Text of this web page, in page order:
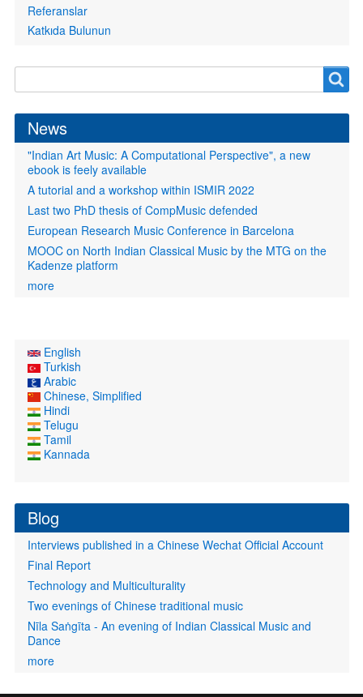
Referanslar
Katkıda Bulunun
form
News
"Indian Art Music: A Computational Perspective", a new
ebook is feely available
A tutorial and a workshop within ISMIR 2022
Last two PhD thesis of CompMusic defended
European Research Music Conference in Barcelona
MOOC on North Indian Classical Music by the MTG on the
Kadenze platform
more
English
Turkish
Arabic
Chinese, Simplified
Hindi
Telugu
Tamil
Kannada
Blog
Interviews published in a Chinese Wechat Official Account
Final Report
Technology and Multiculturality
Two evenings of Chinese traditional music
Nīla Saṅgīta - An evening of Indian Classical Music and
Dance
more